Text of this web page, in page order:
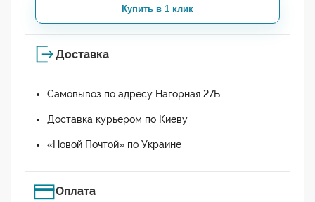
Купить в 1 клик
Доставка
Самовывоз по адресу Нагорная 27Б
Доставка курьером по Киеву
«Новой Почтой» по Украине
Оплата